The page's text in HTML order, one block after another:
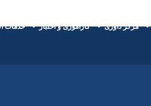
مرکز داوری کارآموزی و اختبار خدمات